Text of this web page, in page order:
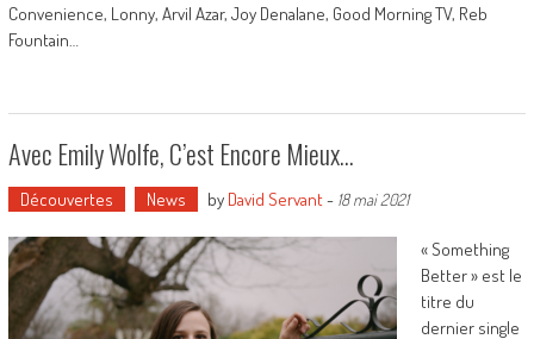
Convenience, Lonny, Arvil Azar, Joy Denalane, Good Morning TV, Reb
Fountain…
Avec Emily Wolfe, C’est Encore Mieux…
Découvertes News by David Servant- 18 mai 2021
« Something
Better » est le
titre du
dernier single